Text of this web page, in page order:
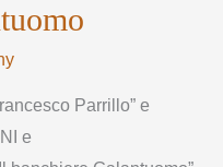
Parrillo” e
e